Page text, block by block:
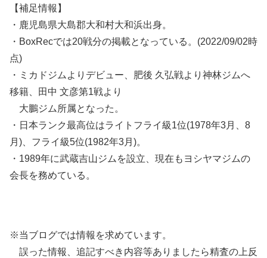
【補足情報】
・鹿児島県大島郡大和村大和浜出身。
・BoxRecでは20戦分の掲載となっている。(2022/09/02時
点)
・ミカドジムよりデビュー、肥後 久弘戦より神林ジムへ
移籍、田中 文彦第1戦より
大鵬ジム所属となった。
・日本ランク最高位はライトフライ級1位(1978年3月、8
月)、フライ級5位(1982年3月)。
・1989年に武蔵吉山ジムを設立、現在もヨシヤマジムの
会長を務めている。
※当ブログでは情報を求めています。
誤った情報、追記すべき内容等ありましたら精査の上反